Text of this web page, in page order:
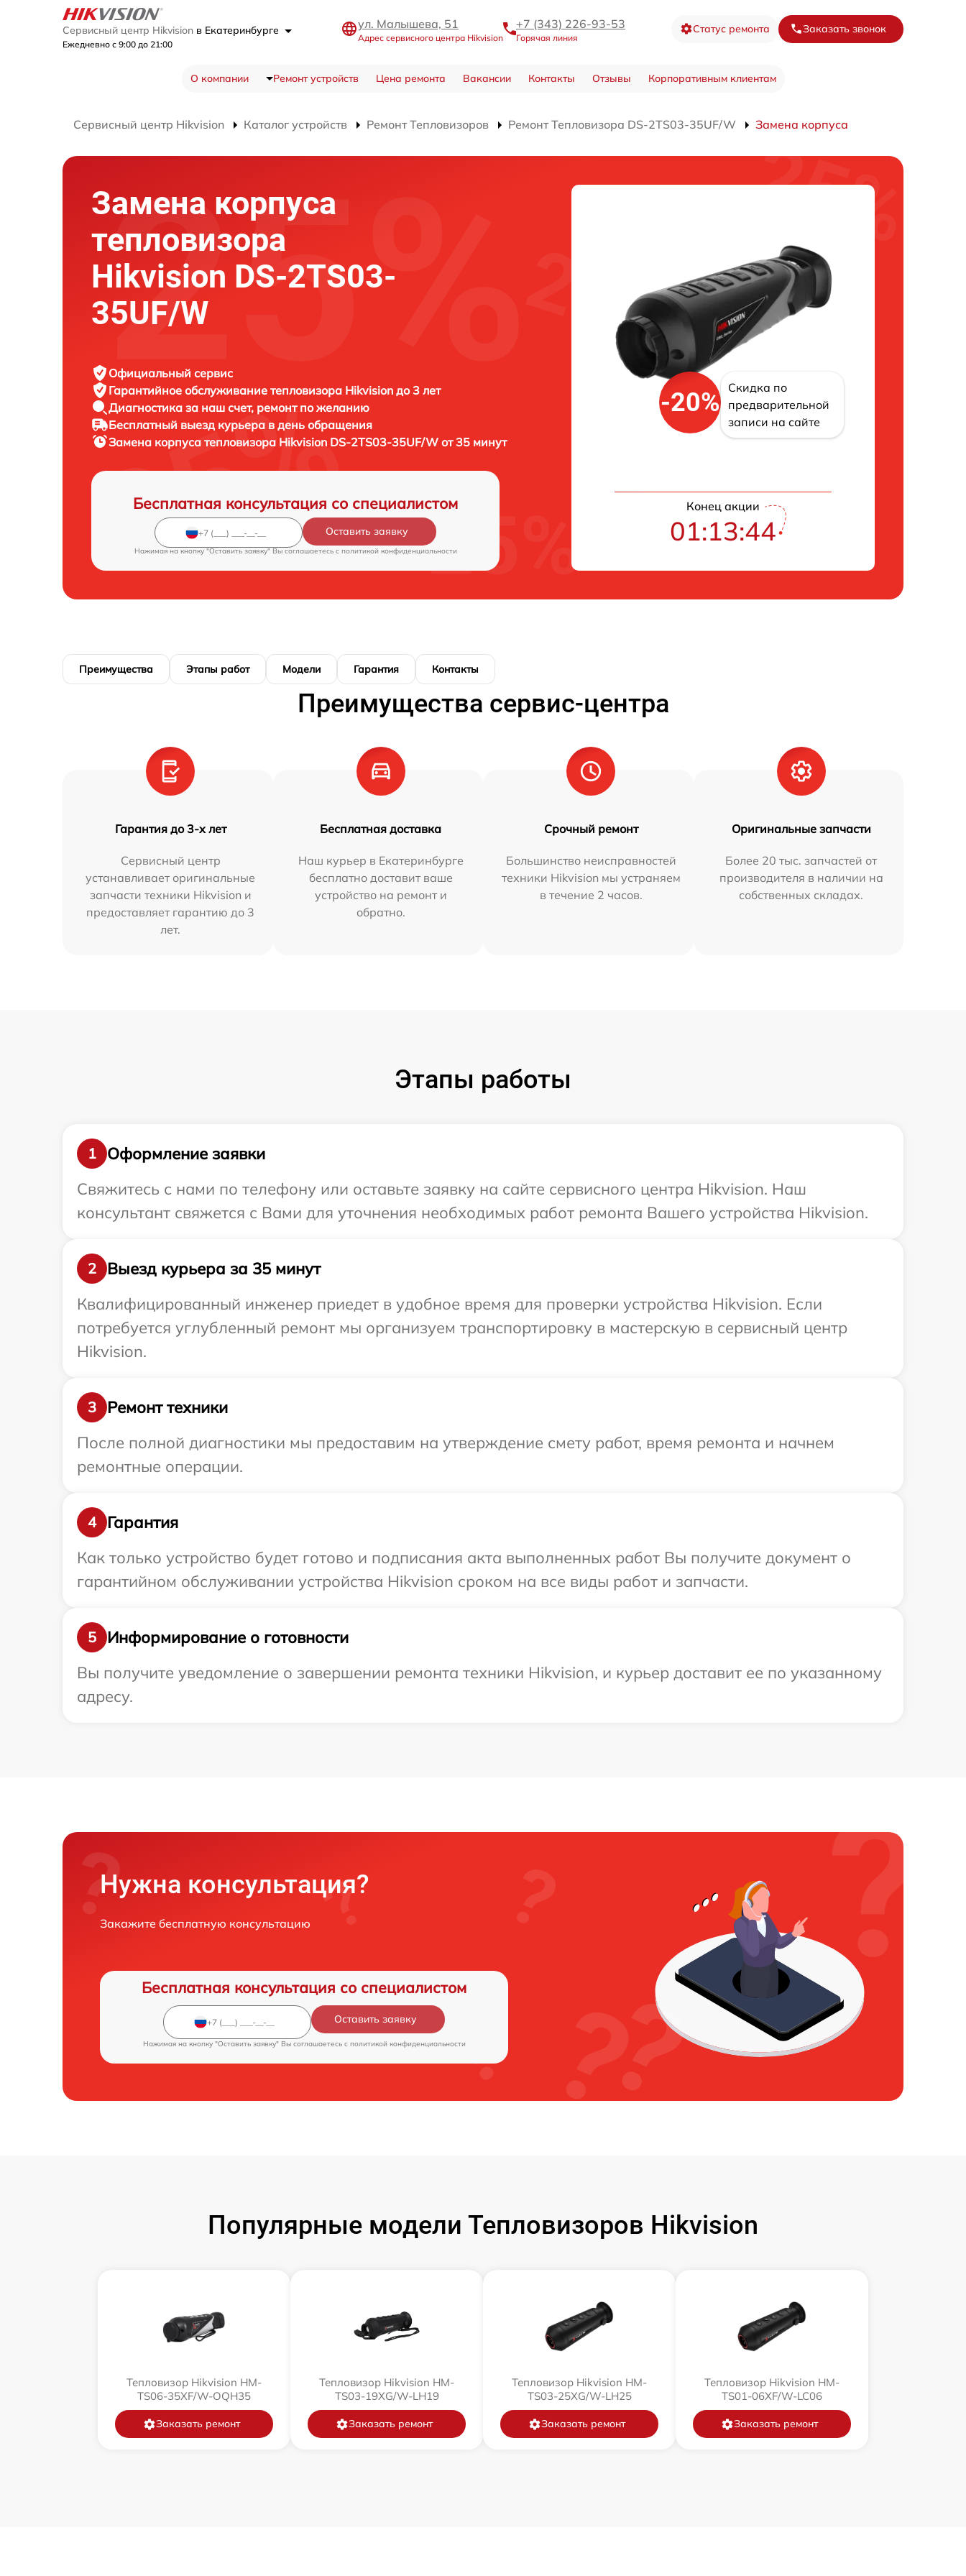
Сервисный центр Hikvision в Екатеринбурге
Ежедневно с 9:00 до 21:00
ул. Малышева, 51
Адрес сервисного центра Hikvision
+7 (343) 226-93-53
Горячая линия
Статус ремонта Заказать звонок
О компании Ремонт устройств Цена ремонта Вакансии Контакты Отзывы Корпоративным клиентам
Сервисный центр Hikvision Каталог устройств Ремонт Тепловизоров Ремонт Тепловизора DS-2TS03-35UF/W Замена корпуса
Замена корпуса
тепловизора
Hikvision DS-2TS03-
35UF/W
Официальный сервис
Гарантийное обслуживание тепловизора Hikvision до 3 лет
Диагностика за наш счет, ремонт по желанию
Бесплатный выезд курьера в день обращения
Замена корпуса тепловизора Hikvision DS-2TS03-35UF/W от 35 минут
Бесплатная консультация со специалистом
Оставить заявку
Нажимая на кнопку "Оставить заявку" Вы соглашаетесь c политикой конфиденциальности
-20%
Скидка по
предварительной
записи на сайте
Конец акции
01:13:43
Преимущества Этапы работ Модели Гарантия Контакты
Преимущества сервис-центра
Гарантия до 3-х лет
Сервисный центр
устанавливает оригинальные
запчасти техники Hikvision и
предоставляет гарантию до 3
лет.
Бесплатная доставка
Наш курьер в Екатеринбурге
бесплатно доставит ваше
устройство на ремонт и
обратно.
Срочный ремонт
Большинство неисправностей
техники Hikvision мы устраняем
в течение 2 часов.
Оригинальные запчасти
Более 20 тыс. запчастей от
производителя в наличии на
собственных складах.
Этапы работы
1
Оформление заявки
Свяжитесь с нами по телефону или оставьте заявку на сайте сервисного центра Hikvision. Наш
консультант свяжется с Вами для уточнения необходимых работ ремонта Вашего устройства Hikvision.
2
Выезд курьера за 35 минут
Квалифицированный инженер приедет в удобное время для проверки устройства Hikvision. Если
потребуется углубленный ремонт мы организуем транспортировку в мастерскую в сервисный центр
Hikvision.
3
Ремонт техники
После полной диагностики мы предоставим на утверждение смету работ, время ремонта и начнем
ремонтные операции.
4
Гарантия
Как только устройство будет готово и подписания акта выполненных работ Вы получите документ о
гарантийном обслуживании устройства Hikvision сроком на все виды работ и запчасти.
5
Информирование о готовности
Вы получите уведомление о завершении ремонта техники Hikvision, и курьер доставит ее по указанному
адресу.
Нужна консультация?
Закажите бесплатную консультацию
Бесплатная консультация со специалистом
Оставить заявку
Нажимая на кнопку "Оставить заявку" Вы соглашаетесь c политикой конфиденциальности
Популярные модели Тепловизоров Hikvision
Тепловизор Hikvision HM-
TS06-35XF/W-OQH35
Заказать ремонт
Тепловизор Hikvision HM-
TS03-19XG/W-LH19
Заказать ремонт
Тепловизор Hikvision HM-
TS03-25XG/W-LH25
Заказать ремонт
Тепловизор Hikvision HM-
TS01-06XF/W-LC06
Заказать ремонт